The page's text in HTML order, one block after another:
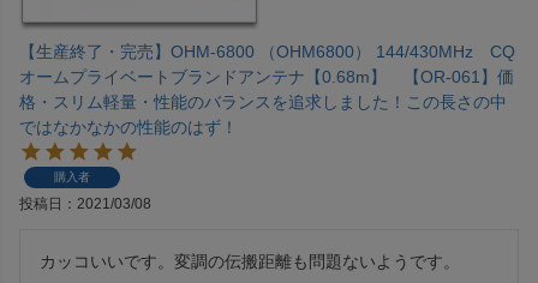
【生産終了・完売】OHM-6800 （OHM6800） 144/430MHz CQ
オームプライベートブランドアンテナ【0.68m】 【OR-061】価
格・スリム軽量・性能のバランスを追求しました！この長さの中
ではなかなかの性能のはず！
購入者
投稿日 2021/03/08
カッコいいです。変調の伝搬距離も問題ないようです。